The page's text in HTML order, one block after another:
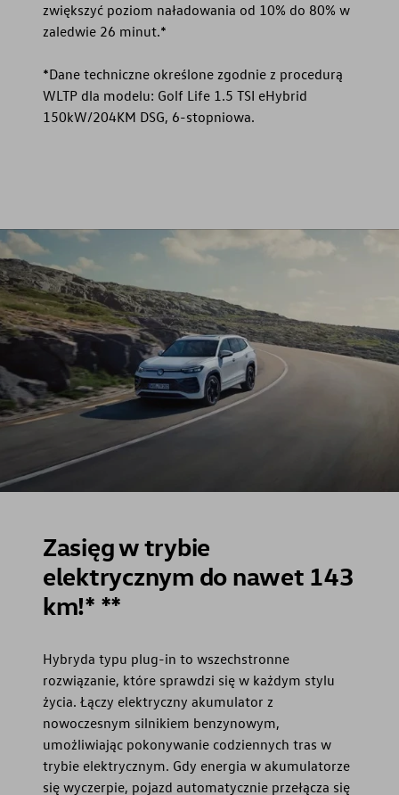
zwiększyć poziom naładowania od 10% do 80% w
zaledwie 26 minut.*
*Dane techniczne określone zgodnie z procedurą
WLTP dla modelu: Golf Life 1.5 TSI eHybrid
150kW/204KM DSG, 6-stopniowa.
Zasięg w trybie
elektrycznym do nawet 143
km!* **
Hybryda typu plug-in to wszechstronne
rozwiązanie, które sprawdzi się w każdym stylu
życia. Łączy elektryczny akumulator z
nowoczesnym silnikiem benzynowym,
umożliwiając pokonywanie codziennych tras w
trybie elektrycznym. Gdy energia w akumulatorze
się wyczerpie, pojazd automatycznie przełącza się